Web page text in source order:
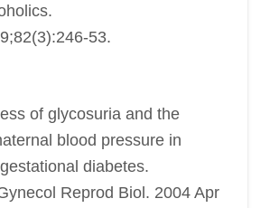
53.
of glycosuria and the
blood pressure in
diabetes.
Reprod Biol. 2004 Apr